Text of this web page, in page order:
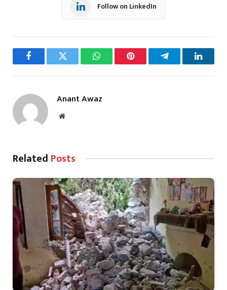
Follow on LinkedIn
FacebookTwitter WhatsAppPinterest Telegram
Anant Awaz
Website
Related Posts